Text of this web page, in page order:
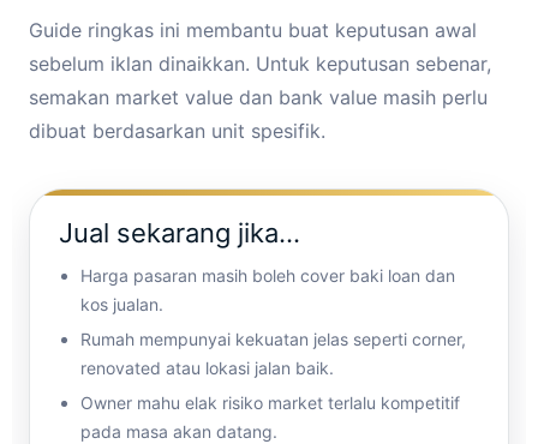
Guide ringkas ini membantu buat keputusan awal
sebelum iklan dinaikkan. Untuk keputusan sebenar,
semakan market value dan bank value masih perlu
dibuat berdasarkan unit spesifik.
Jual sekarang jika…
Harga pasaran masih boleh cover baki loan dan
kos jualan.
Rumah mempunyai kekuatan jelas seperti corner,
renovated atau lokasi jalan baik.
Owner mahu elak risiko market terlalu kompetitif
pada masa akan datang.